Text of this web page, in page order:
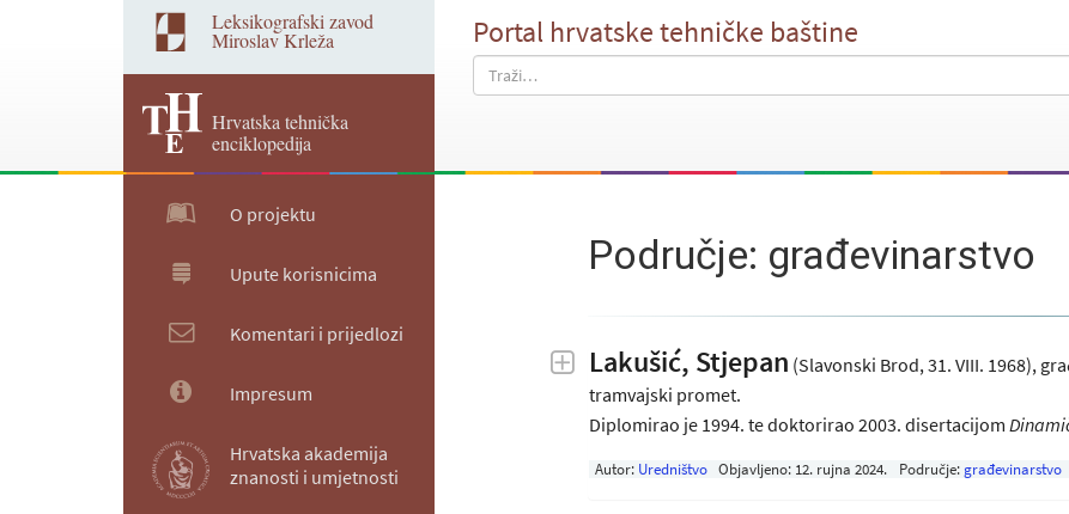
Leksikografski zavod
Miroslav Krleža
Hrvatska tehnička
enciklopedija
Portal hrvatske tehničke baštine
O projektu
Upute korisnicima
Komentari i prijedlozi
Impresum
Hrvatska akademija
znanosti i umjetnosti
Područje: građevinarstvo
Lakušić, Stjepan (Slavonski Brod, 31. VIII. 1968),
tramvajski promet.
Diplomirao je 1994. te doktorirao 2003. disertacijom
Autor: Uredništvo Objavljeno: 12. rujna 2024. Područje: građevinarstvo